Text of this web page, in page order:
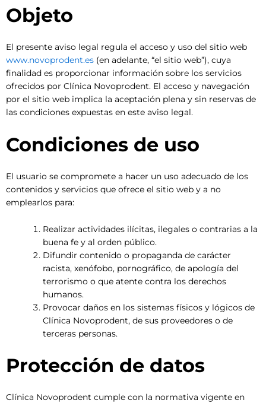
Objeto
El presente aviso legal regula el acceso y uso del sitio web
www.novoprodent.es (en adelante, “el sitio web”), cuya
finalidad es proporcionar información sobre los servicios
ofrecidos por Clínica Novoprodent. El acceso y navegación
por el sitio web implica la aceptación plena y sin reservas de
las condiciones expuestas en este aviso legal.
Condiciones de uso
El usuario se compromete a hacer un uso adecuado de los
contenidos y servicios que ofrece el sitio web y a no
emplearlos para:
Realizar actividades ilícitas, ilegales o contrarias a la
buena fe y al orden público.
Difundir contenido o propaganda de carácter
racista, xenófobo, pornográfico, de apología del
terrorismo o que atente contra los derechos
humanos.
Provocar daños en los sistemas físicos y lógicos de
Clínica Novoprodent, de sus proveedores o de
terceras personas.
Protección de datos
Clínica Novoprodent cumple con la normativa vigente en